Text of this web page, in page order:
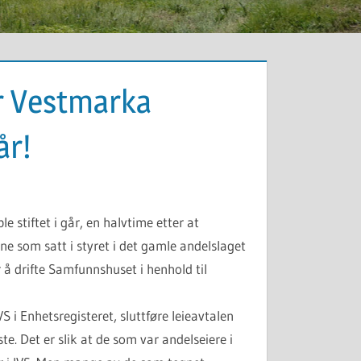
stiftet i går, en halvtime etter at
som satt i styret i det gamle andelslaget
drifte Samfunnshuset i henhold til
i Enhetsregisteret, sluttføre leieavtalen
Det er slik at de som var andelseiere i